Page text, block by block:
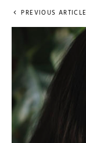
PREVIOUS ARTICLE